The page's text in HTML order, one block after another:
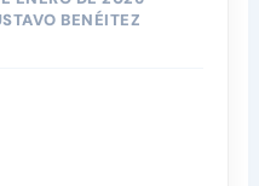
BENÉITEZ